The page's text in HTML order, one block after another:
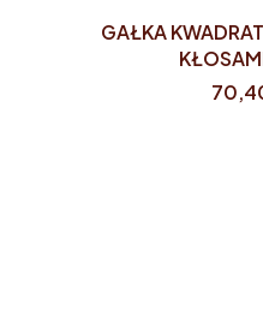
GAŁKA
Cena